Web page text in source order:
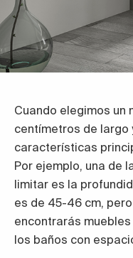
Cuando elegimos un
centímetros de largo
características
Por ejemplo, una de
limitar es la
es de 45-46 cm,
encontrarás
los baños con